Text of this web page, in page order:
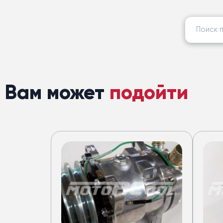
Найти:
Вам может подойти